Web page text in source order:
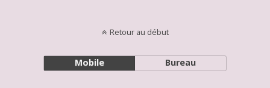
Retour au début
Mobile Bureau